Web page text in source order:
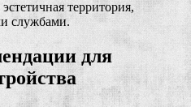
территория,
службами.
для